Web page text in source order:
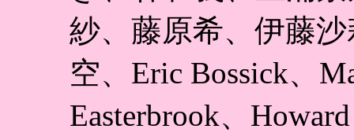
紗、藤原希、伊藤
空、Eric Bossick、
Easterbrook、